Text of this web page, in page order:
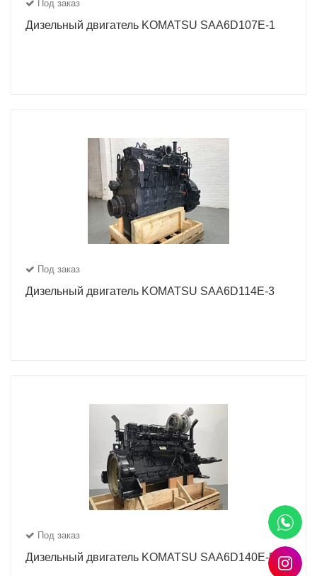
Под заказ
Дизельный двигатель KOMATSU SAA6D107E-1
Под заказ
Дизельный двигатель KOMATSU SAA6D114E-3
Под заказ
Дизельный двигатель KOMATSU SAA6D140E-5